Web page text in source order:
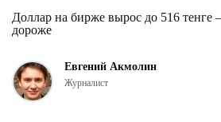
Доллар на бирже вырос до 516
дороже
Евгений Акмолин
Журналист